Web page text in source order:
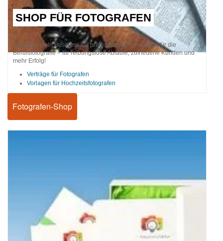
SHOP FÜR FOTOGRAFEN
Optimiere dein Business mit professionellen Vorlagen für die
Berufsfotografie – für reibungslose Abläufe, zufriedene Kunden und
mehr Erfolg!
Verträge für Fotografen
Vorlagen für Hochzeitsfotografen
Fotografen-Shop